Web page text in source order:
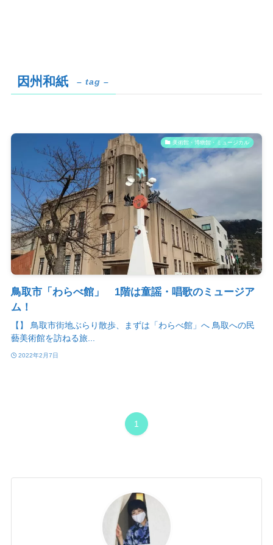
因州和紙 – tag –
美術館・博物館・ミュージカル
鳥取市「わらべ館」 1階は童謡・唱歌のミュージア
ム！
【】 鳥取市街地ぶらり散歩、まずは「わらべ館」へ 鳥取への民
藝美術館を訪ねる旅...
2022年2月7日
1